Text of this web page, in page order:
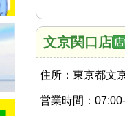
文京関口店
住所： 東京都文
営業時間：